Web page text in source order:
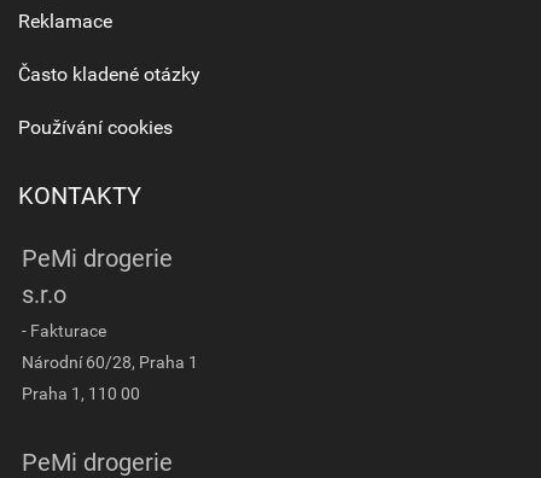
Reklamace
Často kladené otázky
Používání cookies
KONTAKTY
PeMi drogerie
s.r.o
- Fakturace
Národní 60/28, Praha 1
Praha 1, 110 00
PeMi drogerie